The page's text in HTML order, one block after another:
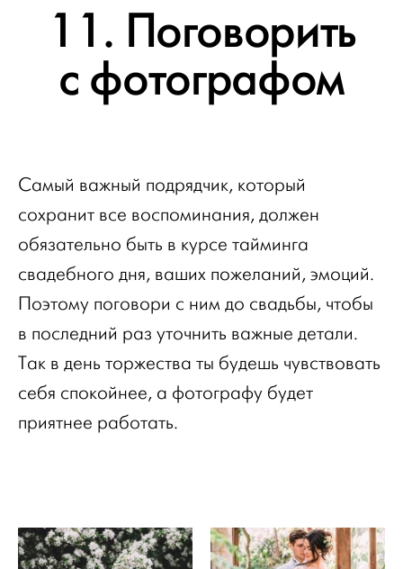
11. Поговорить
с фотографом
Самый важный подрядчик, который
сохранит все воспоминания, должен
обязательно быть в курсе тайминга
свадебного дня, ваших пожеланий, эмоций.
Поэтому поговори с ним до свадьбы, чтобы
в последний раз уточнить важные детали.
Так в день торжества ты будешь чувствовать
себя спокойнее, а фотографу будет
приятнее работать.